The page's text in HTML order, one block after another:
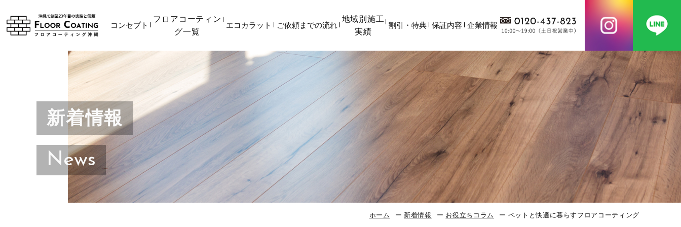
コンセプト
フロアコーティン
グ一覧
エコカラット ご依頼までの流れ
地域別施工
実績
割引・特典 保証内容 企業情報
新着情報
News
ホーム 新着情報 お役立ちコラム ペットと快適に暮らすフロアコーティング